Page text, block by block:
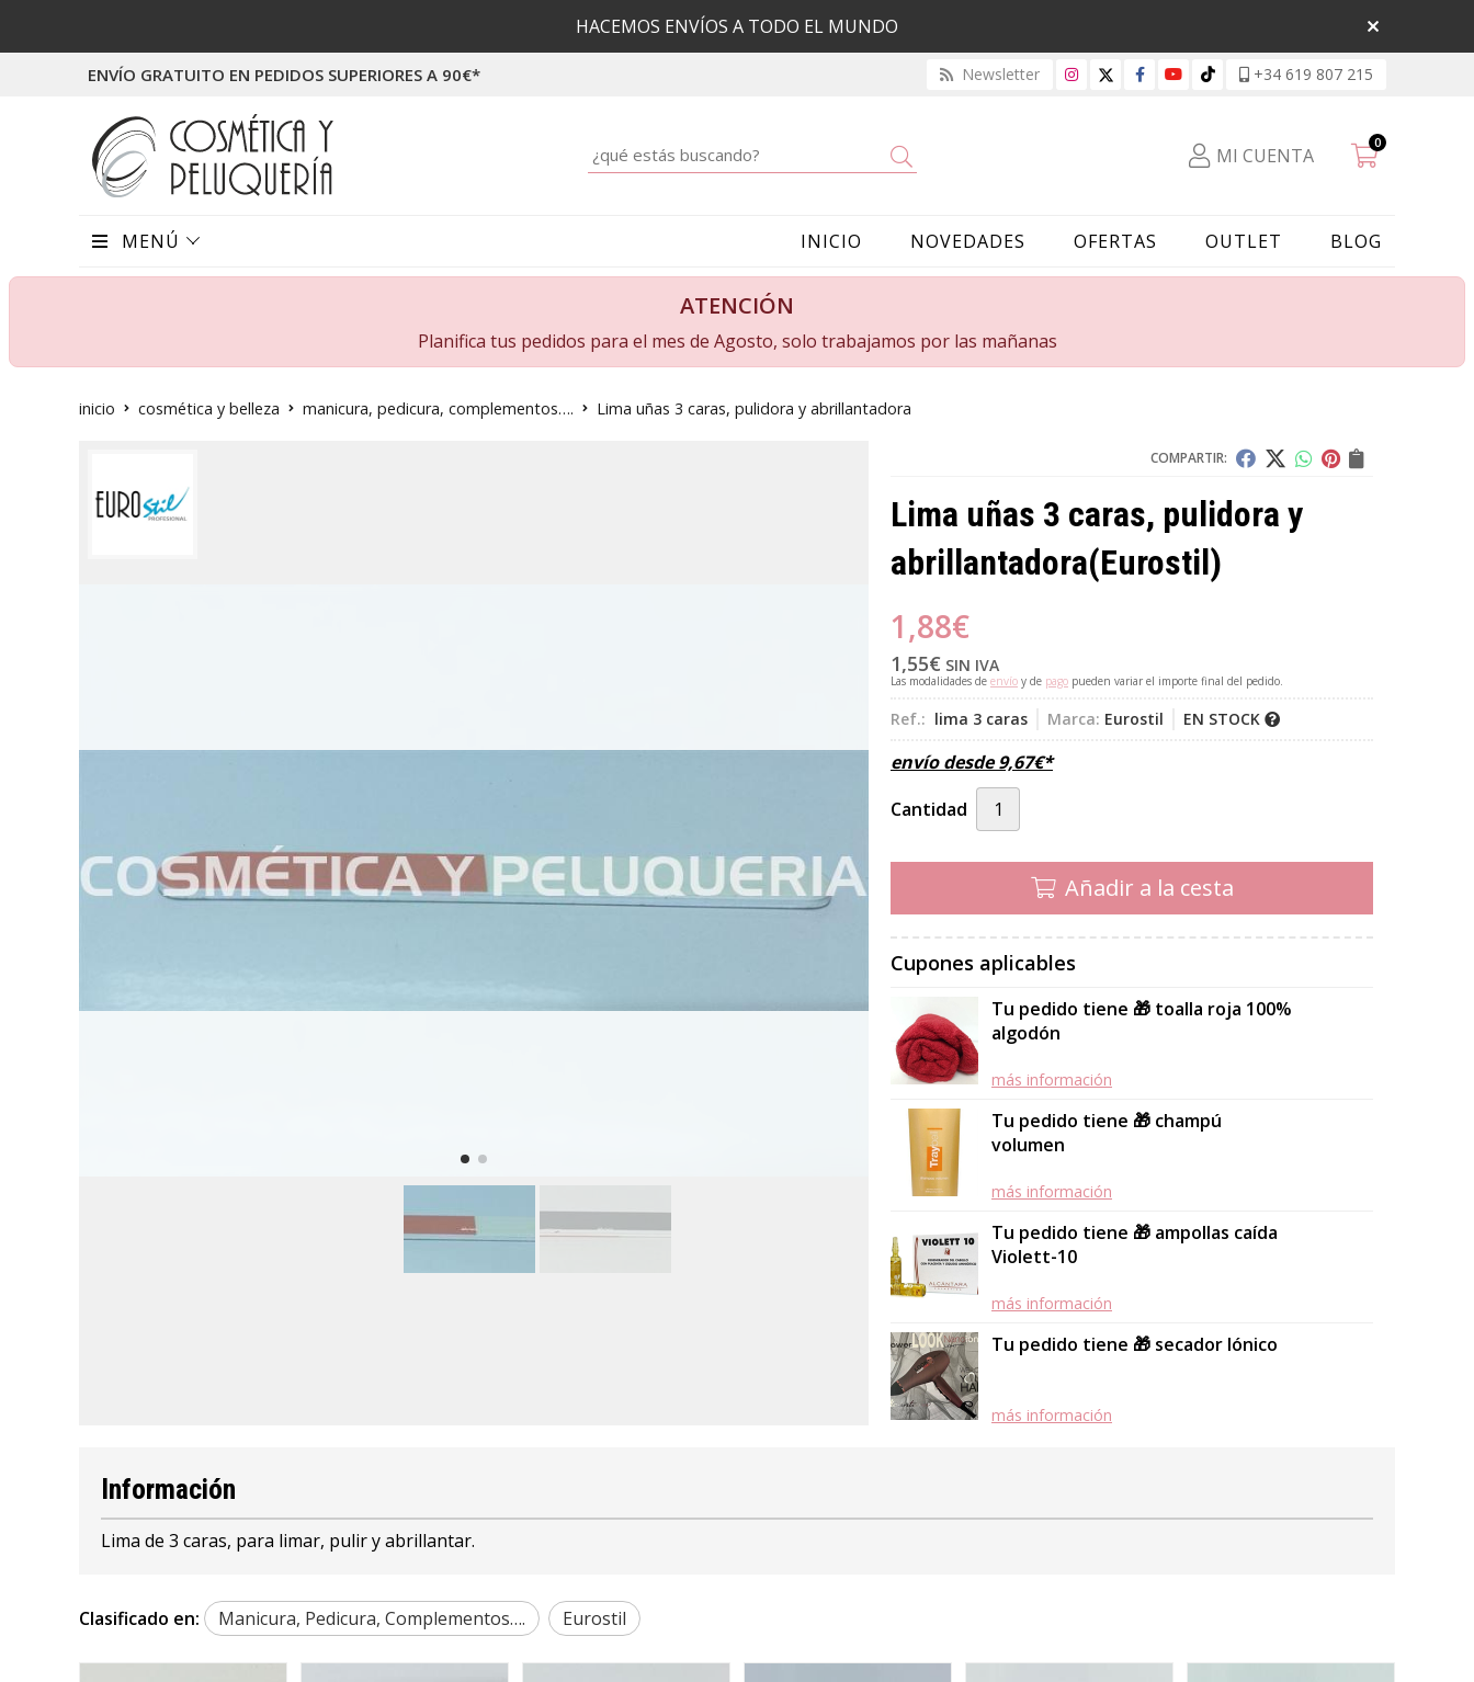
HACEMOS ENVÍOS A TODO EL MUNDO
ENVÍO GRATUITO EN PEDIDOS SUPERIORES A 90€* Newsletter +34 619 807 215
MI CUENTA
0
MENÚ INICIO NOVEDADES OFERTAS OUTLET BLOG
ATENCIÓN
Planifica tus pedidos para el mes de Agosto, solo trabajamos por las mañanas
inicio cosmética y belleza manicura, pedicura, complementos…. Lima uñas 3 caras, pulidora y abrillantadora
COMPARTIR:
Lima uñas 3 caras, pulidora y
abrillantadora(Eurostil)
1,88€
1,55€ SIN IVA
Las modalidades de envío y de pago pueden variar el importe final del pedido.
Ref.: lima 3 caras Marca: Eurostil EN STOCK
envío desde9,67€*
Cantidad
Añadir a la cesta
Cupones aplicables
Tu pedido tiene 🎁 toalla roja 100%
algodón
más información
Tu pedido tiene 🎁 champú
volumen
más información
Tu pedido tiene 🎁 ampollas caída
Violett-10
más información
Tu pedido tiene 🎁 secador Iónico
más información
Información
Lima de 3 caras, para limar, pulir y abrillantar.
Clasificado en: Manicura, Pedicura, Complementos…. Eurostil